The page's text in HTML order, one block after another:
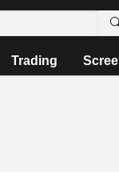
Trading